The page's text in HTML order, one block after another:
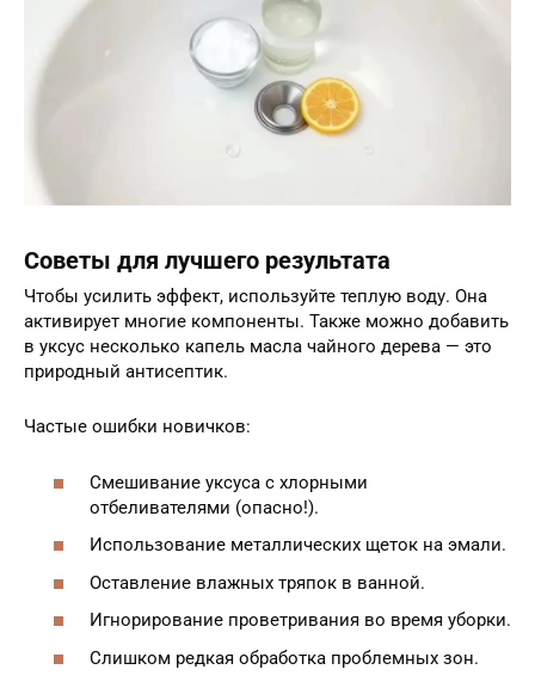
Советы для лучшего результата
Чтобы усилить эффект, используйте теплую воду. Она
активирует многие компоненты. Также можно добавить
в уксус несколько капель масла чайного дерева — это
природный антисептик.
Частые ошибки новичков:
Смешивание уксуса с хлорными
отбеливателями (опасно!).
Использование металлических щеток на эмали.
Оставление влажных тряпок в ванной.
Игнорирование проветривания во время уборки.
Слишком редкая обработка проблемных зон.